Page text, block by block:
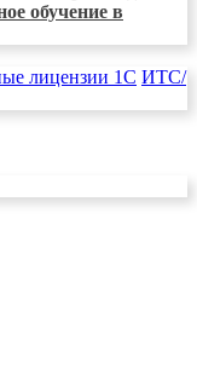
обучение в
лицензии 1С ИТС/